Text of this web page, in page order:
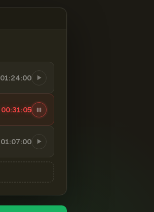
01:24:00
00:31:06
01:07:00